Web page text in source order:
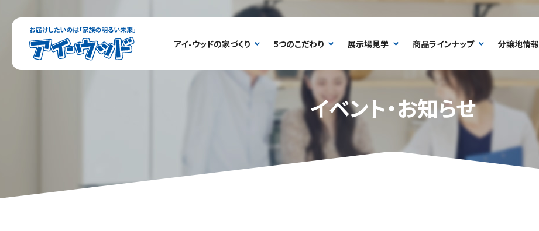
ア
イ-
ウ
アイ-ウッドの家づくり 5つのこだわり 展示場見学 商品ラインナップ 分譲地情報
イベント・お知らせ